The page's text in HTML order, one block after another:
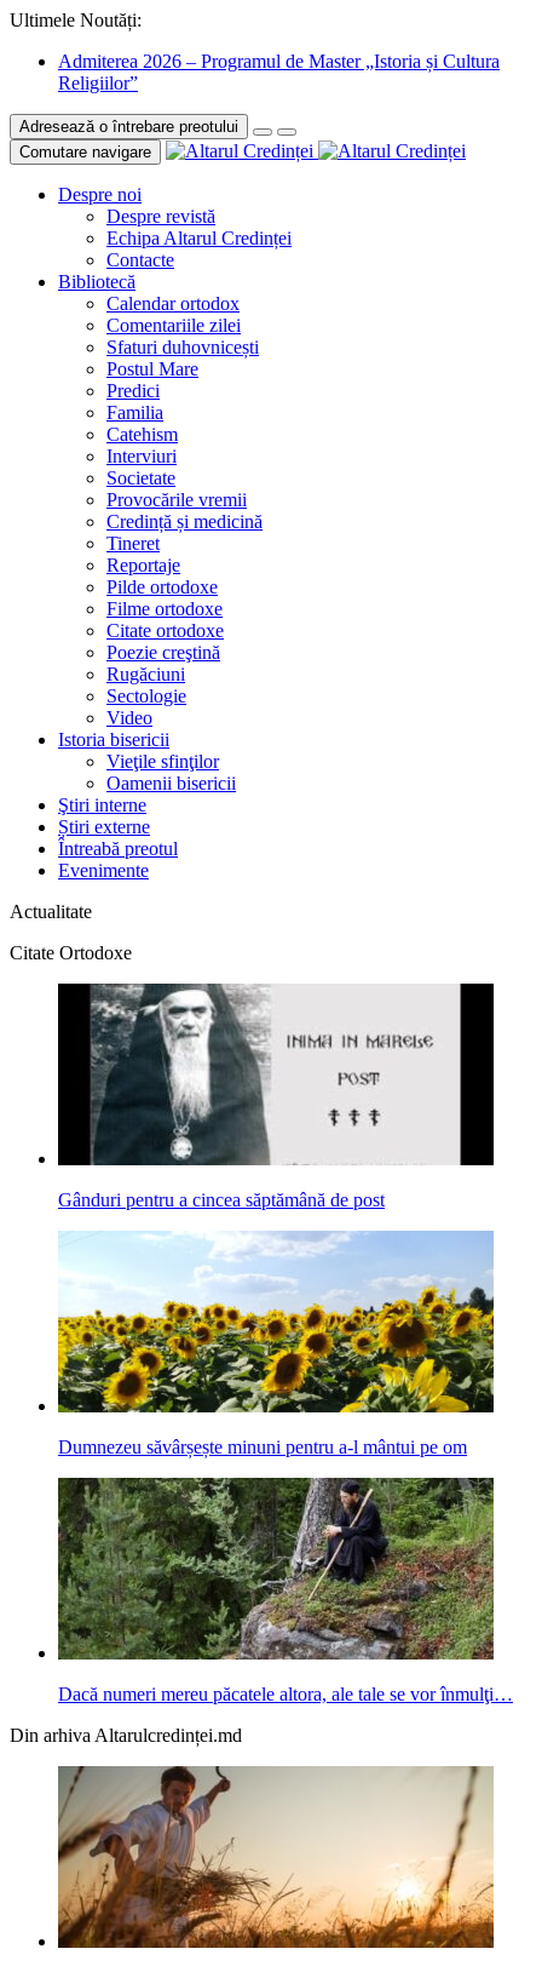
Ultimele Noutăți:
Admiterea 2026 – Programul de Master „Istoria și Cultura
Religiilor”
Adresează o întrebare preotului
Comutare navigare
Despre noi
Despre revistă
Echipa Altarul Credinței
Contacte
Bibliotecă
Calendar ortodox
Comentariile zilei
Sfaturi duhovnicești
Postul Mare
Predici
Familia
Catehism
Interviuri
Societate
Provocările vremii
Credință și medicină
Tineret
Reportaje
Pilde ortodoxe
Filme ortodoxe
Citate ortodoxe
Poezie creştină
Rugăciuni
Sectologie
Video
Istoria bisericii
Vieţile sfinţilor
Oamenii bisericii
Ştiri interne
Știri externe
Întreabă preotul
Evenimente
Actualitate
Citate Ortodoxe
Gânduri pentru a cincea săptămână de post
Dumnezeu săvârșește minuni pentru a-l mântui pe om
Dacă numeri mereu păcatele altora, ale tale se vor înmulţi…
Din arhiva Altarulcredinței.md